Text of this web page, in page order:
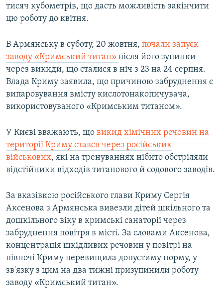
тисяч кубометрів, що дасть можливість закінчити
цю роботу до квітня.
В Армянську в суботу, 20 жовтня, почали запуск
заводу «Кримський титан» після його зупинки
через викиди, що сталися в ніч з 23 на 24 серпня.
Влада Криму заявила, що причиною забруднення є
випаровування вмісту кислотонакопичувача,
використовуваного «Кримським титаном».
У Києві вважають, що викид хімічних речовин на
території Криму стався через російських
військових, які на тренуваннях нібито обстріляли
відстійники відходів титанового й содового заводів.
За вказівкою російського глави Криму Сергія
Аксенова з Армянська вивезли дітей шкільного та
дошкільного віку в кримські санаторії через
забруднення повітря в місті. За словами Аксенова,
концентрація шкідливих речовин у повітрі на
півночі Криму перевищила допустиму норму, у
зв'язку з цим на два тижні призупинили роботу
заводу «Кримський титан».